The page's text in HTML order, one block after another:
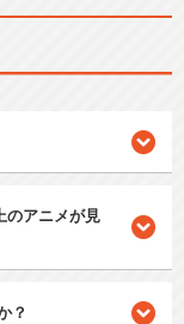
アニメが見
？